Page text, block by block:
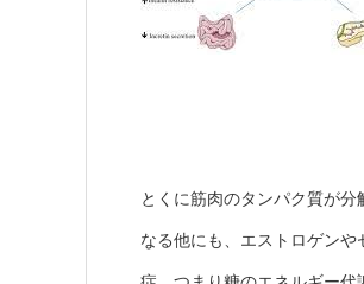
とくに筋肉のタンパク質が
なる他にも、エストロゲン